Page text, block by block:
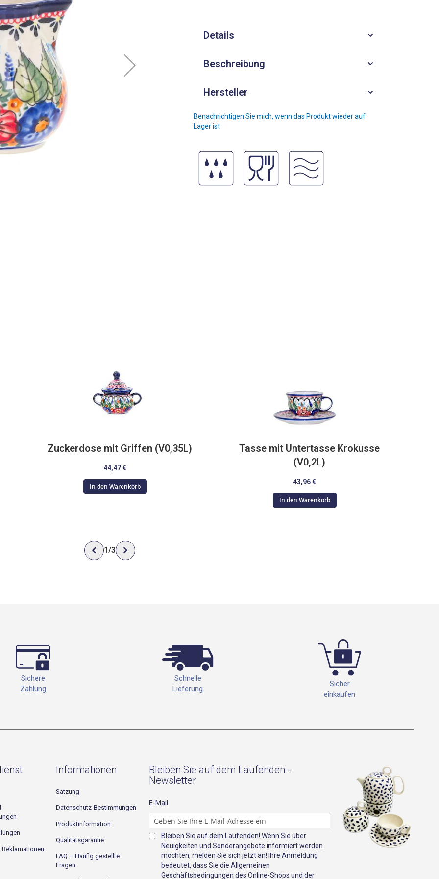
Benachrichtigen Sie mich, wenn das Produkt wieder auf
Lager ist
Details
Beschreibung
Hersteller
Zuckerdose mit Griffen (V0,35L)
44,47 €
In den Warenkorb
Tasse mit Untertasse Krokusse
(V0,2L)
43,96 €
In den Warenkorb
1/3
Sichere
Zahlung
Schnelle
Lieferung
Sicher
einkaufen
Reklamationen
Informationen
Satzung
Datenschutz-Bestimmungen
Produktinformation
Qualitätsgarantie
FAQ – Häufig gestellte
Fragen
Bleiben Sie auf dem Laufenden -
Newsletter
E-Mail
Bleiben Sie auf dem Laufenden! Wenn Sie über
Neuigkeiten und Sonderangebote informiert werden
möchten, melden Sie sich jetzt an! Ihre Anmeldung
bedeutet, dass Sie die Allgemeinen
Geschäftsbedingungen des Online-Shops und der